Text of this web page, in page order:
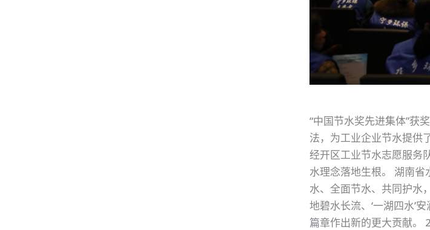
“中国节水奖先进集体”获
法，为工业企业节水提供
经开区工业节水志愿服务
水理念落地生根。 湖南
水、全面节水、共同护水
地碧水长流、‘一湖四水’
篇章作出新的更大贡献。